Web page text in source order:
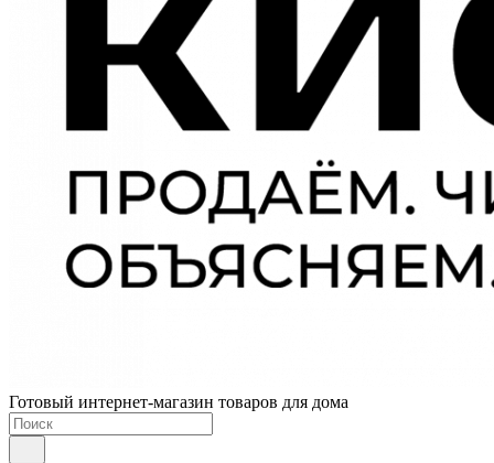
Готовый интернет-магазин товаров для дома